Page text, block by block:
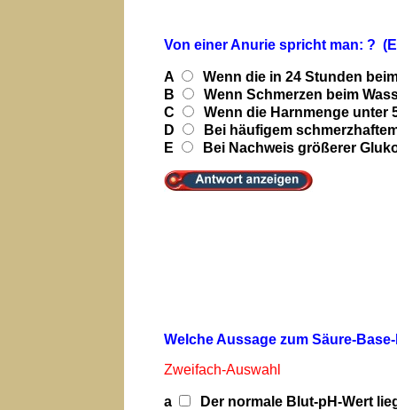
Von einer Anurie spricht man: ?
A
Wenn die in 24 Stunden
B
Wenn Schmerzen beim
C
Wenn die Harnmenge unter
D
Bei häufigem
E
Bei Nachweis größerer
Welche Aussage zum Säure-
Zweifach-Auswahl
a
Der normale Blut-pH-Wert